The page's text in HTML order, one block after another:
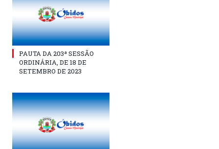
PAUTA DA 203ª SESSÃO
ORDINÁRIA, DE 18 DE
SETEMBRO DE 2023